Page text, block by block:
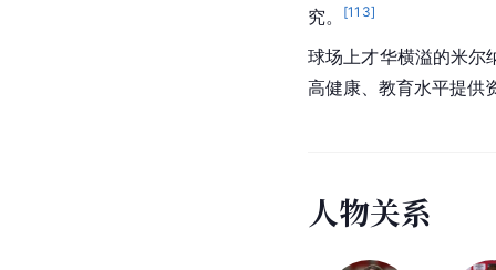
究。
[113]
球场上才华横溢的米尔
高健康、教育水平提供
人物关系